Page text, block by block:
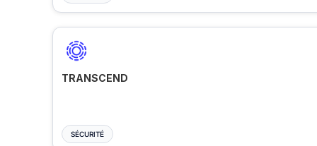
TRANSCEND
SÉCURITÉ